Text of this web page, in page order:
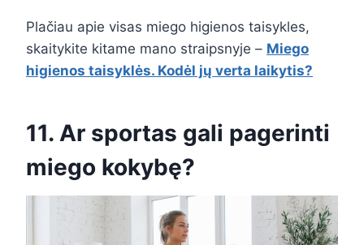
Plačiau apie visas miego higienos taisykles,
skaitykite kitame mano straipsnyje – Miego
higienos taisyklės. Kodėl jų verta laikytis?
11. Ar sportas gali pagerinti
miego kokybę?